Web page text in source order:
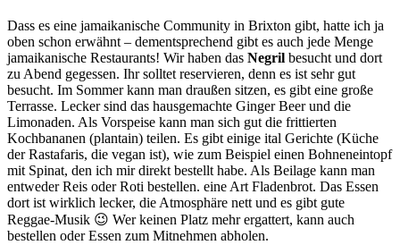
Dass es eine jamaikanische Community in Brixton gibt, hatte ich ja
oben schon erwähnt – dementsprechend gibt es auch jede Menge
jamaikanische Restaurants! Wir haben das Negril besucht und dort
zu Abend gegessen. Ihr solltet reservieren, denn es ist sehr gut
besucht. Im Sommer kann man draußen sitzen, es gibt eine große
Terrasse. Lecker sind das hausgemachte Ginger Beer und die
Limonaden. Als Vorspeise kann man sich gut die frittierten
Kochbananen (plantain) teilen. Es gibt einige ital Gerichte (Küche
der Rastafaris, die vegan ist), wie zum Beispiel einen Bohneneintopf
mit Spinat, den ich mir direkt bestellt habe. Als Beilage kann man
entweder Reis oder Roti bestellen. eine Art Fladenbrot. Das Essen
dort ist wirklich lecker, die Atmosphäre nett und es gibt gute
Reggae-Musik 😉 Wer keinen Platz mehr ergattert, kann auch
bestellen oder Essen zum Mitnehmen abholen.